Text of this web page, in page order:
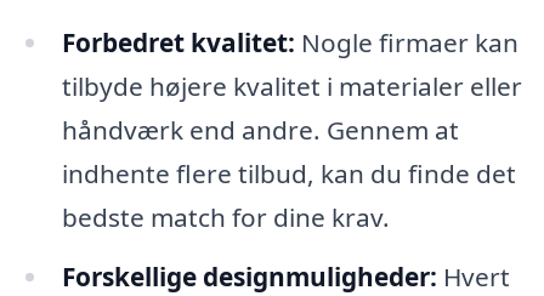
Forbedret kvalitet: Nogle firmaer kan
tilbyde højere kvalitet i materialer eller
håndværk end andre. Gennem at
indhente flere tilbud, kan du finde det
bedste match for dine krav.
Forskellige designmuligheder: Hvert